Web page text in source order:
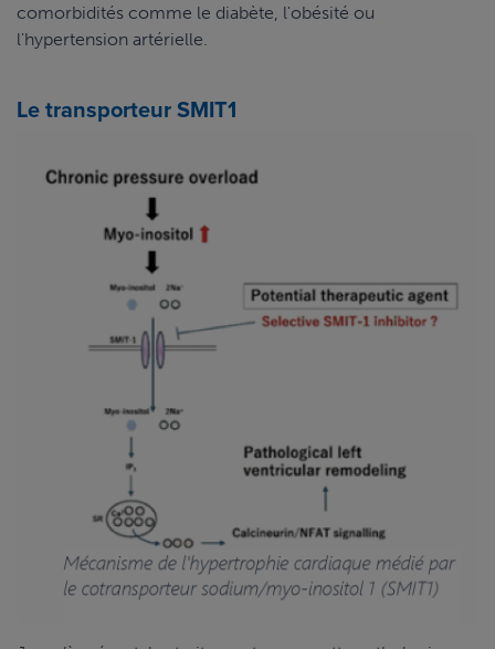
comorbidités comme le diabète, l'obésité ou
l'hypertension artérielle.
Le transporteur SMIT1